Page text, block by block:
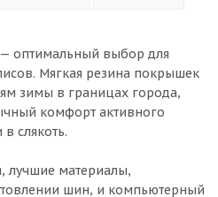
оптимальный выбор для
Мягкая резина покрышек
зимы в границах города,
комфорт активного
слякоть.
лучшие материалы,
шин, и компьютерный